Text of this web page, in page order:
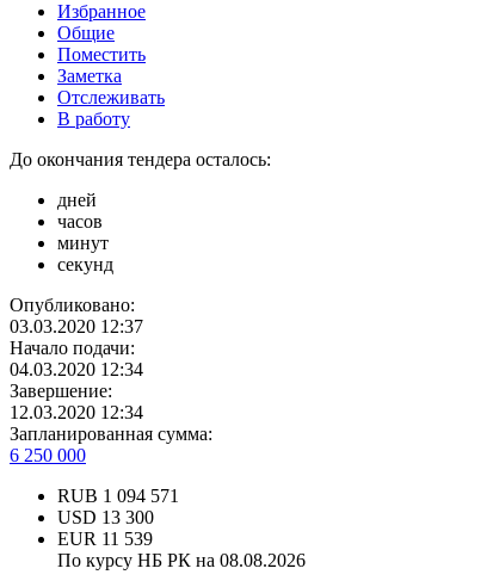
Избранное
Общие
Поместить
Заметка
Отслеживать
В работу
До окончания тендера осталось:
дней
часов
минут
секунд
Опубликовано:
03.03.2020 12:37
Начало подачи:
04.03.2020 12:34
Завершение:
12.03.2020 12:34
Запланированная сумма:
6 250 000
RUB 1 094 571
USD 13 300
EUR 11 539
По курсу НБ РК на 08.08.2026